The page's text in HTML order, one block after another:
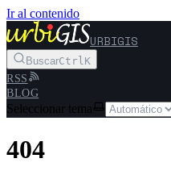
Ir al contenido
URBIGIS
BuscarCtrlK
RSS
BLOG
Seleccionar tema
404